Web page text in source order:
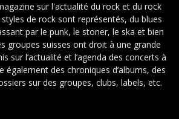
sur l'actualité du rock et du rock
de rock sont représentés, du blues
par le punk, le stoner, le ska et bien
groupes suisses ont droit à une grande
sur l’actualité et l’agenda des concerts à
également des chroniques d’albums, des
sur des groupes, clubs, labels, etc.